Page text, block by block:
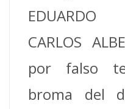
EDUARDO
CARLOS
por falso
broma del